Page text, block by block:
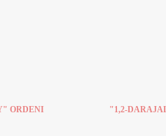
ORDENI "1,2-